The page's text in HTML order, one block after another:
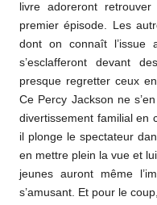
livre adoreront
premier épisode. Les
dont on connaît l’issue
s’esclafferont devant
presque regretter ceux
Ce Percy Jackson ne
divertissement familial en
il plonge le spectateur
en mettre plein la vue et
jeunes auront même
s’amusant. Et pour le